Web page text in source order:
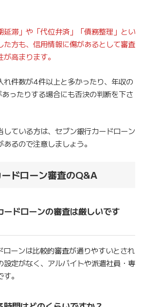
延滞」や「代位弁済」「債務整理」とい
た方も、信用情報に傷があるとして審査
高まります。
れ件数が4件以上と多かったり、年収の
ったりする場合にも否決の判断を下さ
している方は、セブン銀行カードローン
るので注意しましょう。
ドローン審査のQ&A
ドローンの審査は厳しいです
ーンは比較的審査が通りやすいとされ
設定がなく、アルバイトや派遣社員・専
。